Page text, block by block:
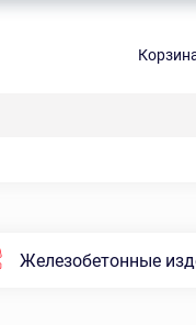
Железобетонные